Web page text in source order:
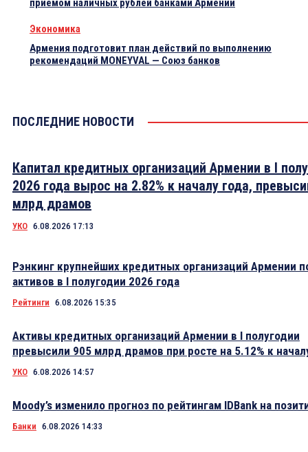
приёмом наличных рублей банками Армении
Экономика
Армения подготовит план действий по выполнению
рекомендаций MONEYVAL — Союз банков
ПОСЛЕДНИЕ НОВОСТИ
Капитал кредитных организаций Армении в I
2026 года вырос на 2.82% к началу года,
млрд драмов
УКО 6.08.2026 17:13
Рэнкинг крупнейших кредитных организаций Армении
активов в I полугодии 2026 года
Рейтинги 6.08.2026 15:35
Активы кредитных организаций Армении в I полугодии
превысили 905 млрд драмов при росте на 5.12% к
УКО 6.08.2026 14:57
Moody’s изменило прогноз по рейтингам IDBank на
Банки 6.08.2026 14:33